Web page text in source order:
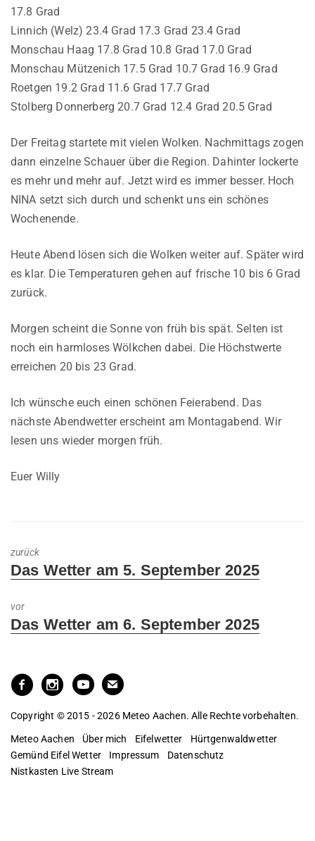
17.8 Grad
Linnich (Welz) 23.4 Grad 17.3 Grad 23.4 Grad
Monschau Haag 17.8 Grad 10.8 Grad 17.0 Grad
Monschau Mützenich 17.5 Grad 10.7 Grad 16.9 Grad
Roetgen 19.2 Grad 11.6 Grad 17.7 Grad
Stolberg Donnerberg 20.7 Grad 12.4 Grad 20.5 Grad
Der Freitag startete mit vielen Wolken. Nachmittags zogen
dann einzelne Schauer über die Region. Dahinter lockerte
es mehr und mehr auf. Jetzt wird es immer besser. Hoch
NINA setzt sich durch und schenkt uns ein schönes
Wochenende.
Heute Abend lösen sich die Wolken weiter auf. Später wird
es klar. Die Temperaturen gehen auf frische 10 bis 6 Grad
zurück.
Morgen scheint die Sonne von früh bis spät. Selten ist
noch ein harmloses Wölkchen dabei. Die Höchstwerte
erreichen 20 bis 23 Grad.
Ich wünsche euch einen schönen Feierabend. Das
nächste Abendwetter erscheint am Montagabend. Wir
lesen uns wieder morgen früh.
Euer Willy
zurück
Previous
Das Wetter am 5. September 2025
vor
Next
Das Wetter am 6. September 2025
Copyright © 2015 - 2026 Meteo Aachen. Alle Rechte vorbehalten.
Meteo Aachen Über mich Eifelwetter
Hürtgenwaldwetter
Gemünd Eifel Wetter
Impressum
Datenschutz
Nistkasten Live Stream